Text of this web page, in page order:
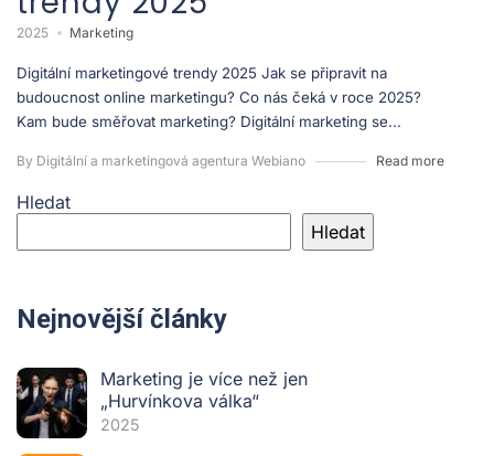
2025 Marketing
Digitální marketingové trendy 2025 Jak se připravit na
budoucnost online marketingu? Co nás čeká v roce 2025?
Kam bude směřovat marketing? Digitální marketing se...
By Digitální a marketingová agentura Webiano Read more
Hledat
Hledat
Nejnovější články
Marketing je více než jen
„Hurvínkova válka“
2025